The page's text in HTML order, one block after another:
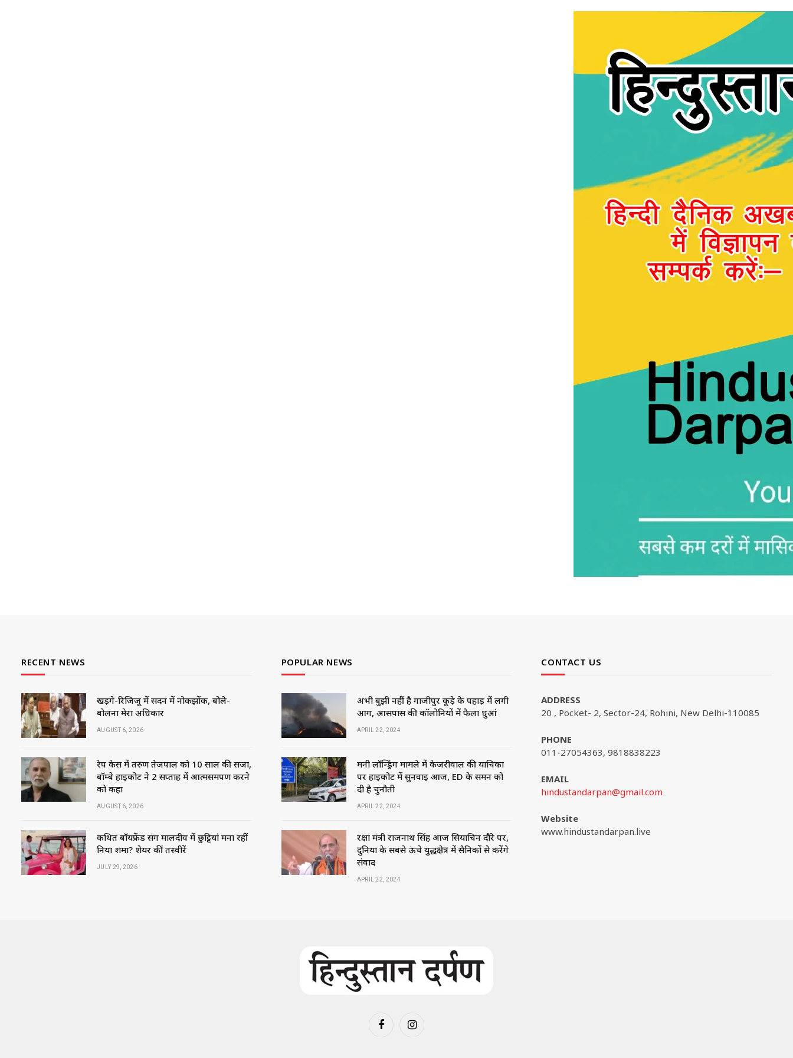
RECENT NEWS
खड़गे-रिजिजू में सदन में नोकझोंक, बोले-
बोलना मेरा अधिकार
AUGUST 6, 2026
रेप केस में तरुण तेजपाल को 10 साल की सजा,
बॉम्बे हाईकोर्ट ने 2 सप्ताह में आत्मसमर्पण करने
को कहा
AUGUST 6, 2026
कथित बॉयफ्रेंड संग मालदीव में छुट्टियां मना रहीं
निया शर्मा? शेयर कीं तस्वीरें
JULY 29, 2026
POPULAR NEWS
अभी बुझी नहीं है गाजीपुर कूड़े के पहाड़ में लगी
आग, आसपास की कॉलोनियों में फैला धुआं
APRIL 22, 2024
मनी लॉन्ड्रिंग मामले में केजरीवाल की याचिका
पर हाईकोर्ट में सुनवाई आज, ED के समन को
दी है चुनौती
APRIL 22, 2024
रक्षा मंत्री राजनाथ सिंह आज सियाचिन दौरे पर,
दुनिया के सबसे ऊंचे युद्धक्षेत्र में सैनिकों से करेंगे
संवाद
APRIL 22, 2024
CONTACT US
ADDRESS
20 , Pocket- 2, Sector-24, Rohini, New Delhi-110085
PHONE
011-27054363, 9818838223
EMAIL
hindustandarpan@gmail.com
Website
www.hindustandarpan.live
FacebookInstagram